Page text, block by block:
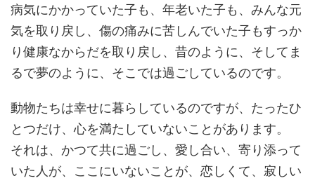
病気にかかっていた子も、年老いた子も、みんな元
気を取り戻し、傷の痛みに苦しんでいた子もすっか
り健康なからだを取り戻し、昔のように、そしてま
るで夢のように、そこでは過ごしているのです。
動物たちは幸せに暮らしているのですが、たったひ
とつだけ、心を満たしていないことがあります。
それは、かつて共に過ごし、愛し合い、寄り添って
いた人が、ここにいないことが、恋しくて、寂しい